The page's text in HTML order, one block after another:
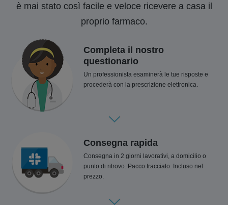
è mai stato così facile e veloce ricevere a casa il
proprio farmaco.
Completa il nostro
questionario
Un professionista esaminerà le tue risposte e
procederà con la prescrizione elettronica.
Consegna rapida
Consegna in 2 giorni lavorativi, a domicilio o
punto di ritrovo. Pacco tracciato. Incluso nel
prezzo.